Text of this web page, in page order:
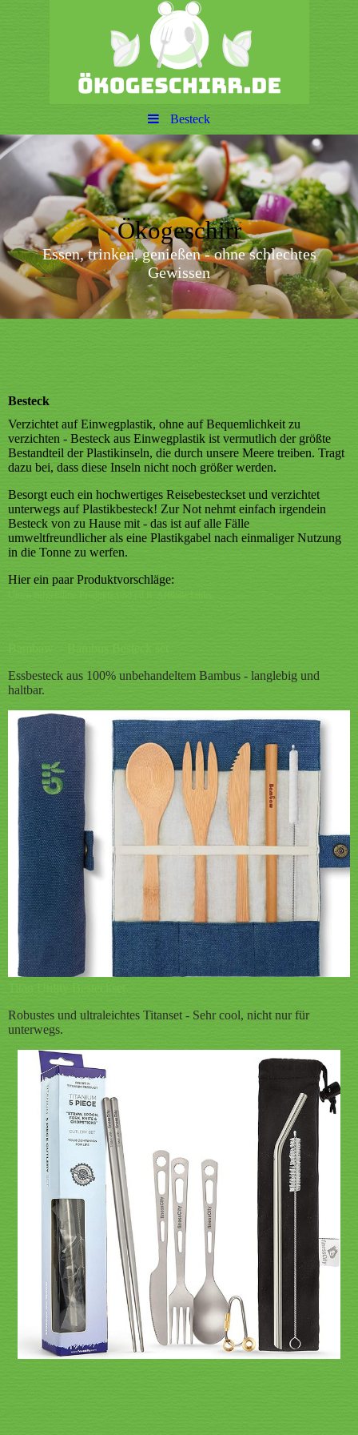
Besteck
Ökogeschirr
Essen, trinken, genießen - ohne schlechtes
Gewissen
Besteck
Verzichtet auf Einwegplastik, ohne auf Bequemlichkeit zu
verzichten - Besteck aus Einwegplastik ist vermutlich der größte
Bestandteil der Plastikinseln, die durch unsere Meere treiben. Tragt
dazu bei, dass diese Inseln nicht noch größer werden.
Besorgt euch ein hochwertiges Reisebesteckset und verzichtet
unterwegs auf Plastikbesteck! Zur Not nehmt einfach irgendein
Besteck von zu Hause mit - das ist auf alle Fälle
umweltfreundlicher als eine Plastikgabel nach einmaliger Nutzung
in die Tonne zu werfen.
Hier ein paar Produktvorschläge:
Essbesteck aus 100% unbehandeltem Bambus - langlebig und
haltbar.
Robustes und ultraleichtes Titanset - Sehr cool, nicht nur für
unterwegs.